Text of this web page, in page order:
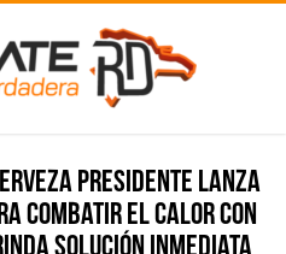
Presidente lanza
combatir el calor con